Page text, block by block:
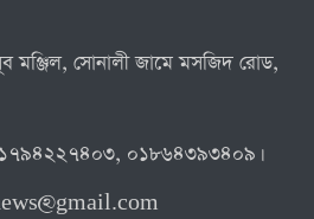
মঞ্জিল, সোনালী জামে মসজিদ রোড,
০১৮৬৪৩৯৩৪০৯।